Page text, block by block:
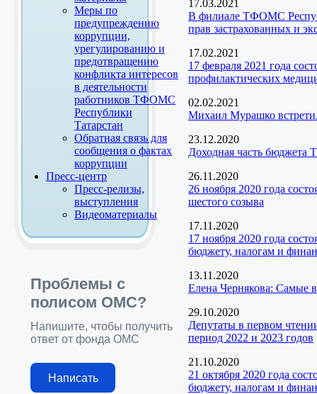
Меры по
предупреждению
коррупции,
урегулированию и
предотвращению
конфликта интересов
в деятельности
работников ТФОМС
Республики
Татарстан
Обратная связь для
сообщения о фактах
коррупции
Пресс-центр
Пресс-релизы,
выступления
Видеоматериалы
Проблемы с
полисом ОМС?
Напишите, чтобы получить
ответ от фонда ОМС
Написать
17.03.2021
В филиале ТФОМС
прав застрахованных и
17.02.2021
17 февраля 2021 года
профилактических
02.02.2021
Михаил Мурашко
23.12.2020
Доходная часть
26.11.2020
26 ноября 2020 года
шестого созыва
17.11.2020
17 ноября 2020 года
бюджету, налогам и
13.11.2020
Елена Чернякова: Самые
29.10.2020
Депутаты в первом
период 2022 и 2023 годов
21.10.2020
21 октября 2020 года
бюджету, налогам и